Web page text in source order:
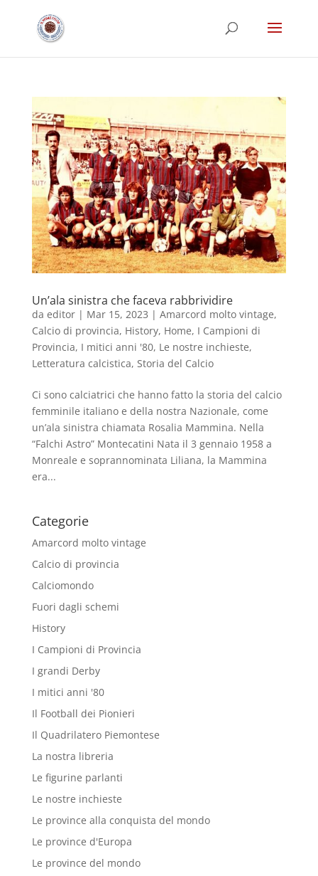
Un’ala sinistra che faceva rabbrividire
da editor| Mar 15, 2023 | Amarcord molto vintage,
Calcio di provincia, History, Home, I Campioni di
Provincia, I mitici anni '80, Le nostre inchieste,
Letteratura calcistica, Storia del Calcio
Ci sono calciatrici che hanno fatto la storia del calcio
femminile italiano e della nostra Nazionale, come
un’ala sinistra chiamata Rosalia Mammina. Nella
“Falchi Astro” Montecatini Nata il 3 gennaio 1958 a
Monreale e soprannominata Liliana, la Mammina
era...
Categorie
Amarcord molto vintage
Calcio di provincia
Calciomondo
Fuori dagli schemi
History
I Campioni di Provincia
I grandi Derby
I mitici anni '80
Il Football dei Pionieri
Il Quadrilatero Piemontese
La nostra libreria
Le figurine parlanti
Le nostre inchieste
Le province alla conquista del mondo
Le province d'Europa
Le province del mondo